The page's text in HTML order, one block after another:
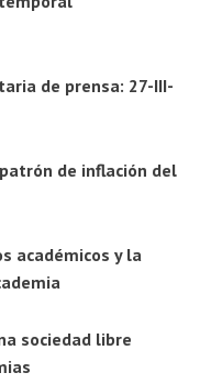
de prensa: 27-III-
de inflación del
académicos y la
sociedad libre